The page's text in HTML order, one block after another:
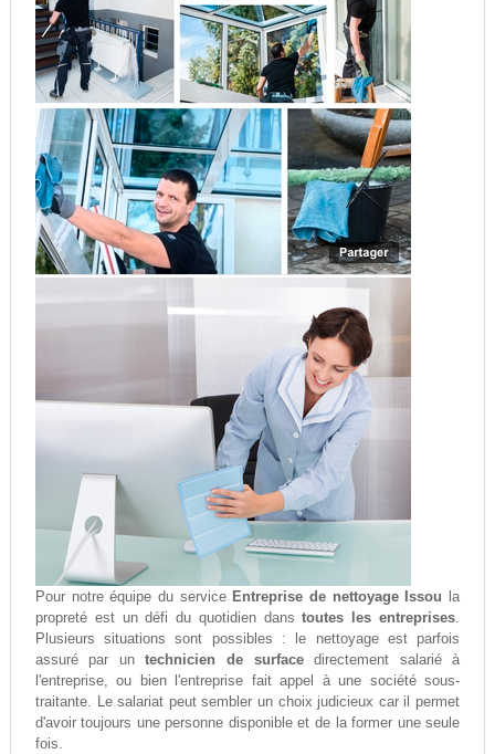
Pour notre équipe du service Entreprise de nettoyage Issou la
propreté est un défi du quotidien danstoutes les entreprises.
Plusieurs situations sont possibles : le nettoyage est parfois
assuré par untechnicien de surfacedirectement salarié à
l'entreprise, ou bien l'entreprise fait appel à une société sous-
traitante. Le salariat peut sembler un choix judicieux car il permet
d'avoir toujours une personne disponible et de la former une seule
fois.